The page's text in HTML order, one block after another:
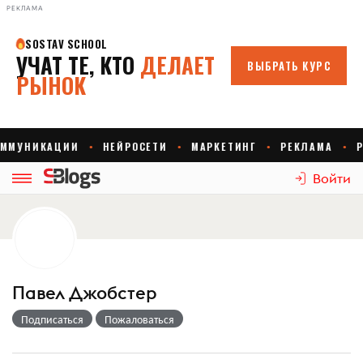
РЕКЛАМА
Войти
Павел Джобстер
Подписаться Пожаловаться